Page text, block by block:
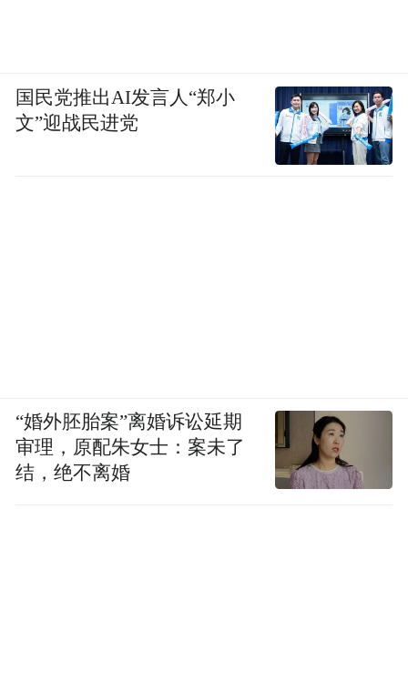
国民党推出AI发言人“郑小
文”迎战民进党
“婚外胚胎案”离婚诉讼延期
审理，原配朱女士：案未了
结，绝不离婚